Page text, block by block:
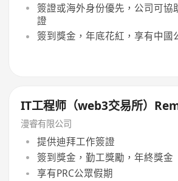
簽證或海外身份優先，公司可協
證
簽到獎金，年底花紅，享有中國
IT工程师（web3交易所）
漫睿有限公司
提供迪拜工作簽證
簽到獎金，勤工獎勵，年終獎金
享有PRC公眾假期